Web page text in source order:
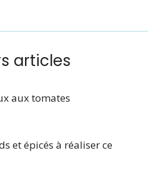
articles
aux tomates
et épicés à réaliser ce